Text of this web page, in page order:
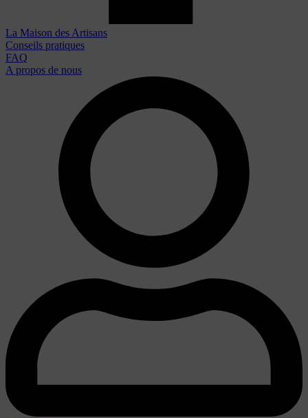
La Maison des Artisans
Conseils pratiques
FAQ
A propos de nous